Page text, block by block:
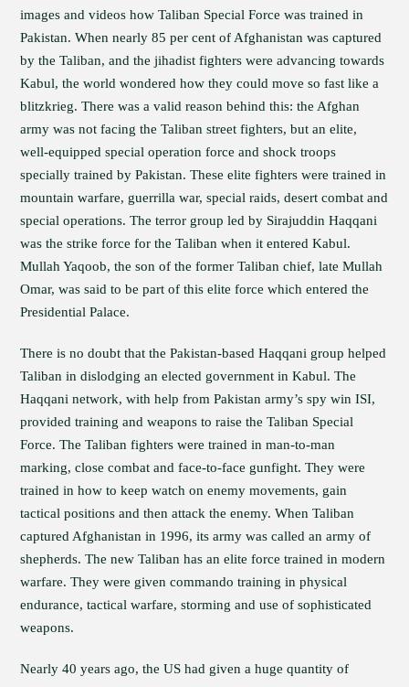
images and videos how Taliban Special Force was trained in
Pakistan. When nearly 85 per cent of Afghanistan was captured
by the Taliban, and the jihadist fighters were advancing towards
Kabul, the world wondered how they could move so fast like a
blitzkrieg. There was a valid reason behind this: the Afghan
army was not facing the Taliban street fighters, but an elite,
well-equipped special operation force and shock troops
specially trained by Pakistan. These elite fighters were trained in
mountain warfare, guerrilla war, special raids, desert combat and
special operations. The terror group led by Sirajuddin Haqqani
was the strike force for the Taliban when it entered Kabul.
Mullah Yaqoob, the son of the former Taliban chief, late Mullah
Omar, was said to be part of this elite force which entered the
Presidential Palace.
There is no doubt that the Pakistan-based Haqqani group helped
Taliban in dislodging an elected government in Kabul. The
Haqqani network, with help from Pakistan army’s spy win ISI,
provided training and weapons to raise the Taliban Special
Force. The Taliban fighters were trained in man-to-man
marking, close combat and face-to-face gunfight. They were
trained in how to keep watch on enemy movements, gain
tactical positions and then attack the enemy. When Taliban
captured Afghanistan in 1996, its army was called an army of
shepherds. The new Taliban has an elite force trained in modern
warfare. They were given commando training in physical
endurance, tactical warfare, storming and use of sophisticated
weapons.
Nearly 40 years ago, the US had given a huge quantity of